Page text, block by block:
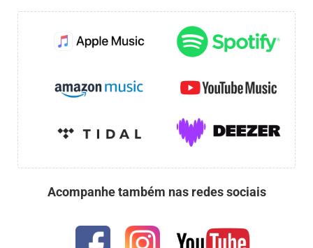
Acompanhe também nas redes sociais